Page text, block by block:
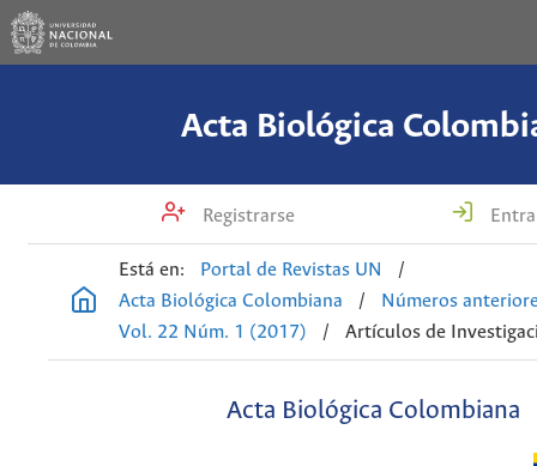
Acta Biológica
Registrarse
Está en: Portal de Revistas UN
/
Acta Biológica Colombiana
/
Números
Vol. 22 Núm. 1 (2017)
/ Artículos de
Acta Biológica Colombiana